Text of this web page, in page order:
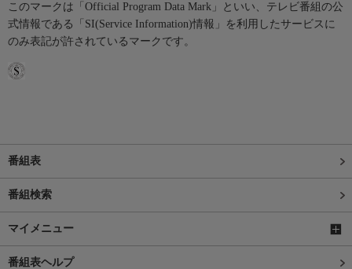
このマークは「Official Program Data Mark」といい、テレビ番組の公
式情報である「SI(Service Information)情報」を利用したサービスに
のみ表記が許されているマークです。
番組表
番組検索
マイメニュー
番組表ヘルプ